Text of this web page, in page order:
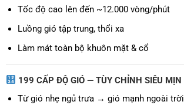
Tốc độ cao lên đến ~12.000 vòng/phút
Luồng gió tập trung, thổi xa
Làm mát toàn bộ khuôn mặt & cổ
199 CẤP ĐỘ GIÓ — TÙY CHỈNH SIÊU MỊN
Từ gió nhẹ ngủ trưa → gió mạnh ngoài trời